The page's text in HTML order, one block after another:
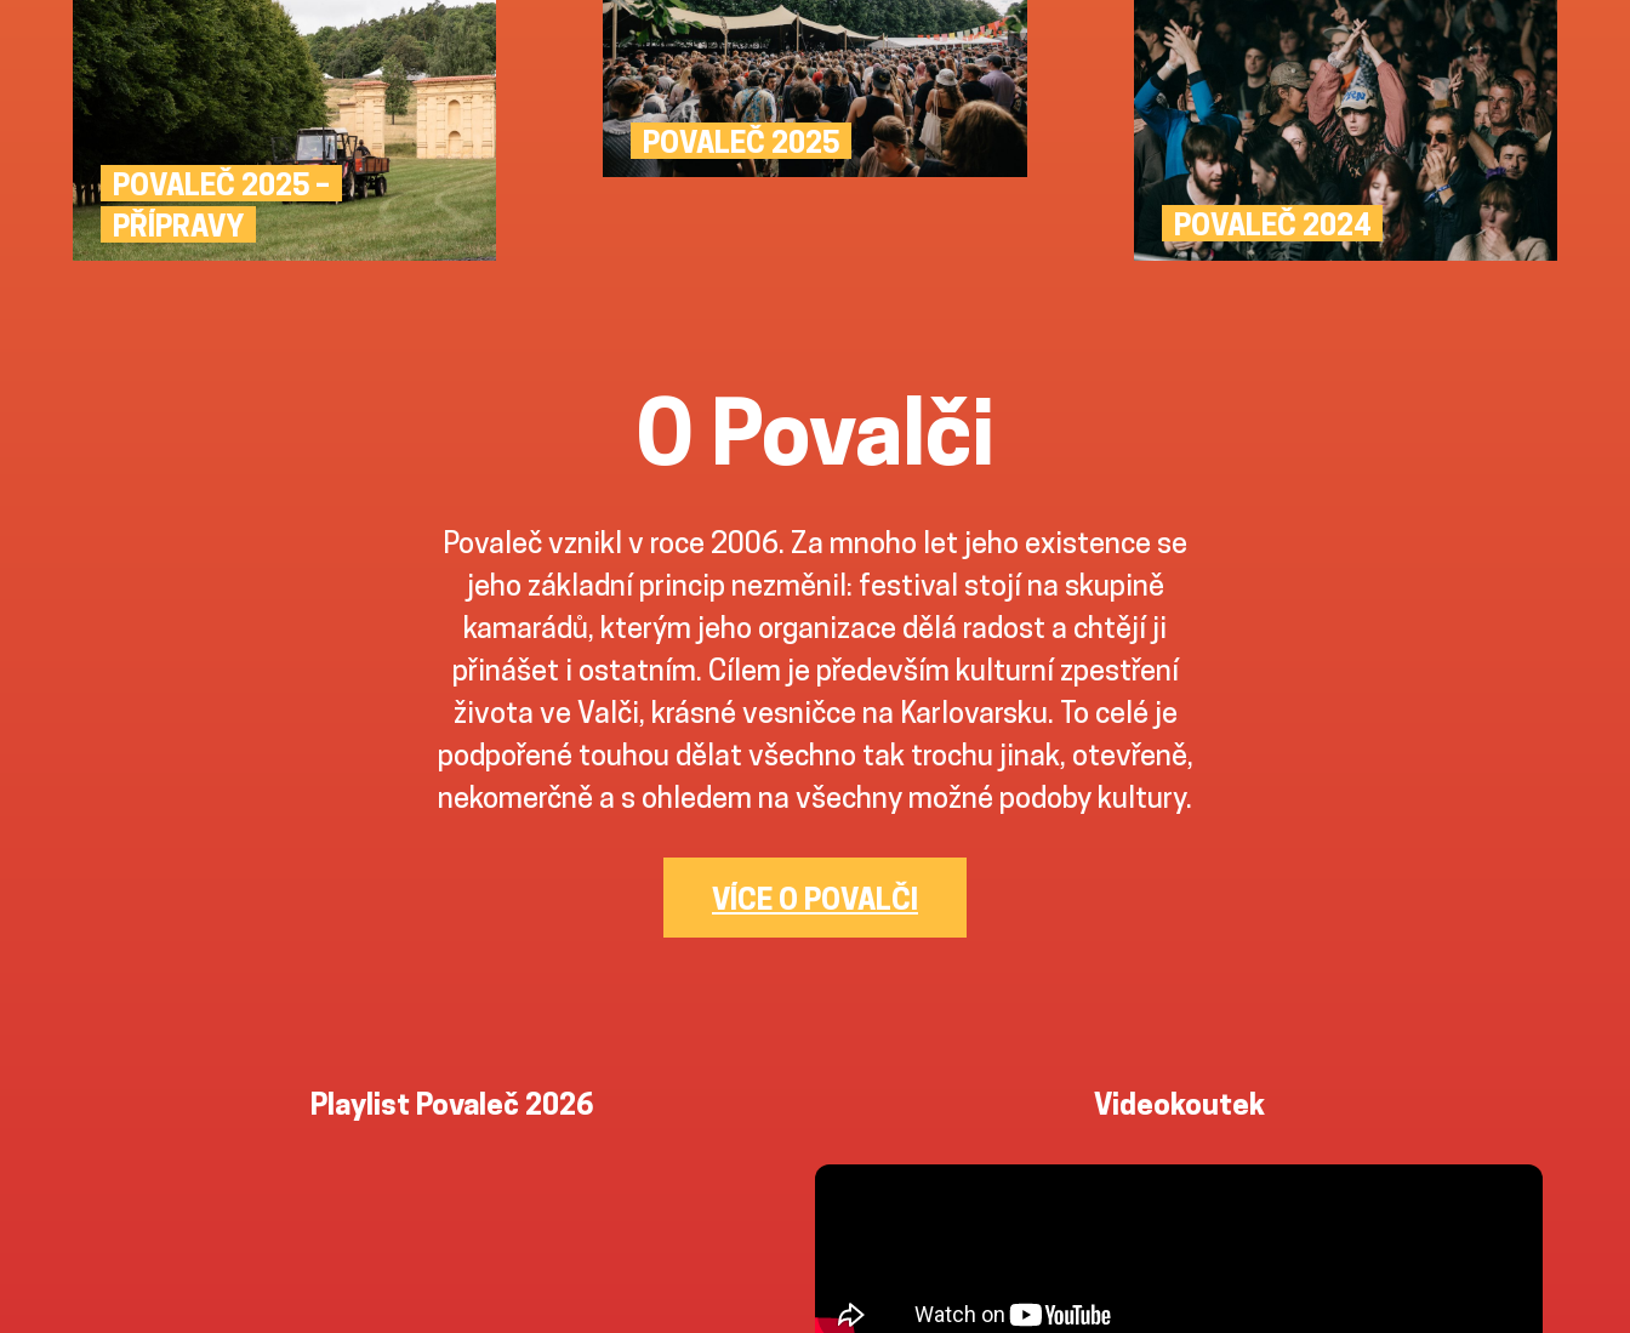
POVALEČ 2025 –
PŘÍPRAVY
POVALEČ 2025
POVALEČ 2024
O Povalči
Povaleč vznikl v roce 2006. Za mnoho let jeho existence se
jeho základní princip nezměnil: festival stojí na skupině
kamarádů, kterým jeho organizace dělá radost a chtějí ji
přinášet i ostatním. Cílem je především kulturní zpestření
života ve Valči, krásné vesničce na Karlovarsku. To celé je
podpořené touhou dělat všechno tak trochu jinak, otevřeně,
nekomerčně a s ohledem na všechny možné podoby kultury.
VÍCE O POVALČI
Playlist Povaleč 2026 Videokoutek